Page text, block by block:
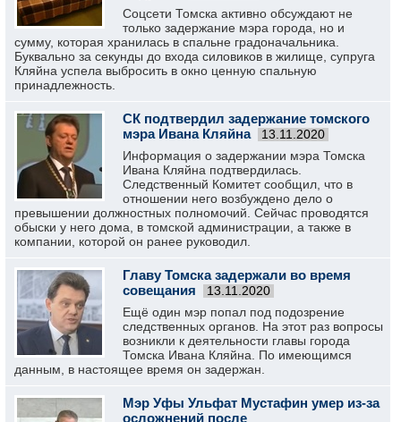
Соцсети Томска активно обсуждают не
только задержание мэра города, но и
сумму, которая хранилась в спальне градоначальника.
Буквально за секунды до входа силовиков в жилище, супруга
Кляйна успела выбросить в окно ценную спальную
принадлежность.
СК подтвердил задержание томского
мэра Ивана Кляйна
13.11.2020
Информация о задержании мэра Томска
Ивана Кляйна подтвердилась.
Следственный Комитет сообщил, что в
отношении него возбуждено дело о
превышении должностных полномочий. Сейчас проводятся
обыски у него дома, в томской администрации, а также в
компании, которой он ранее руководил.
Главу Томска задержали во время
совещания
13.11.2020
Ещё один мэр попал под подозрение
следственных органов. На этот раз вопросы
возникли к деятельности главы города
Томска Ивана Кляйна. По имеющимся
данным, в настоящее время он задержан.
Мэр Уфы Ульфат Мустафин умер из-за
осложнений после